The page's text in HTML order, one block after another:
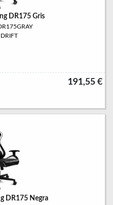
DR175 Gris
191,55 €
DR175 Negra